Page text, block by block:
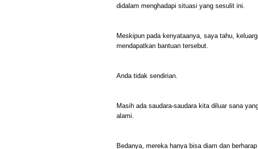
didalam menghadapi situasi yang sesulit ini.
Meskipun pada kenyataanya, saya tahu,
mendapatkan bantuan tersebut.
Anda tidak sendirian.
Masih ada saudara-saudara kita diluar sana
alami.
Bedanya, mereka hanya bisa diam dan